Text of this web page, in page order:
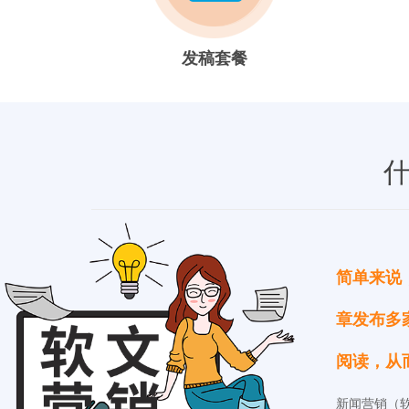
发稿套餐
简单来说
章发布多
阅读，从
新闻营销（